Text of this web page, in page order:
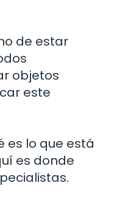
de estar
objetos
este
es lo que está
es donde